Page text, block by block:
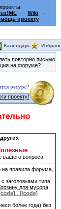
· Wiki ·
проекту
Календарь
повторно письмо
на форуме?
ресурс?
проекту!
вопроса.
на правила форума,
заголовками типа
для мусора
[/code]
более года) без